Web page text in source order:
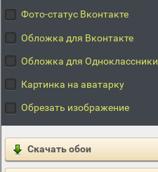
Фото-статус Вконтакте
Обложка для Вконтакте
Обложка для Одноклассники
Картинка на аватарку
Обрезать изображение
Скачать обои